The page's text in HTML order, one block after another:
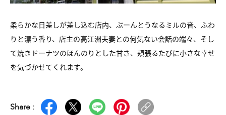
柔らかな日差しが差し込む店内、ぶーんとうなるミルの音、ふわ
りと漂う香り、店主の高江洲夫妻との何気ない会話の端々、そし
て焼きドーナツのほんのりとした甘さ、頬張るたびに小さな幸せ
を気づかせてくれます。
Share :